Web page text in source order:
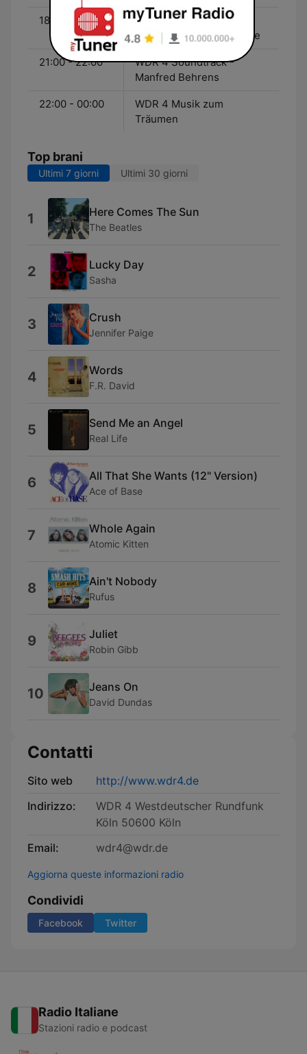
18:00 - 21:00
WDR 4 Ab in den
Feierabend - Katia Franke
21:00 - 22:00
WDR 4 Soundtrack -
Manfred Behrens
22:00 - 00:00
WDR 4 Musik zum
Träumen
Top brani
Ultimi 7 giorni Ultimi 30 giorni
1 Here Comes The Sun
The Beatles
2 Lucky Day
Sasha
3 Crush
Jennifer Paige
4 Words
F.R. David
5 Send Me an Angel
Real Life
6 All That She Wants (12" Version)
Ace of Base
7 Whole Again
Atomic Kitten
8 Ain't Nobody
Rufus
9 Juliet
Robin Gibb
10 Jeans On
David Dundas
Contatti
Sito web
http://www.wdr4.de
Indirizzo:
WDR 4 Westdeutscher Rundfunk
Köln 50600 Köln
Email:
wdr4@wdr.de
Aggiorna queste informazioni radio
Condividi
Facebook Twitter
Radio Italiane
Stazioni radio e podcast